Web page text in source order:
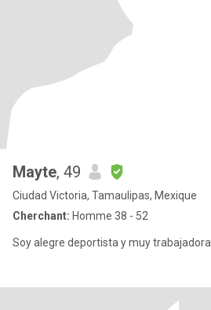
Mayte, 49
Ciudad Victoria, Tamaulipas, Mexique
Cherchant: Homme 38 - 52
Soy alegre deportista y muy trabajadora